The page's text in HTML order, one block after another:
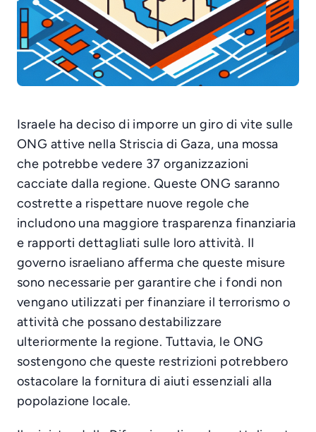
Israele ha deciso di imporre un giro di vite sulle
ONG attive nella Striscia di Gaza, una mossa
che potrebbe vedere 37 organizzazioni
cacciate dalla regione. Queste ONG saranno
costrette a rispettare nuove regole che
includono una maggiore trasparenza finanziaria
e rapporti dettagliati sulle loro attività. Il
governo israeliano afferma che queste misure
sono necessarie per garantire che i fondi non
vengano utilizzati per finanziare il terrorismo o
attività che possano destabilizzare
ulteriormente la regione. Tuttavia, le ONG
sostengono che queste restrizioni potrebbero
ostacolare la fornitura di aiuti essenziali alla
popolazione locale.